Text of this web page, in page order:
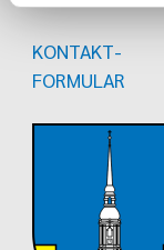
KONTAKT-
FORMULAR